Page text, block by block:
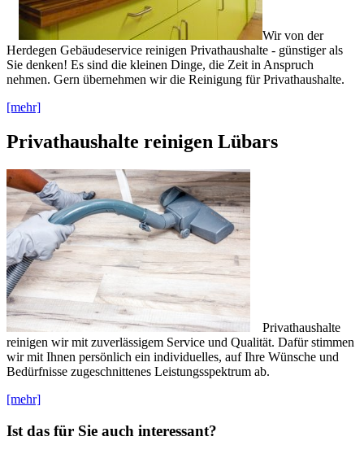
Wir von der
Herdegen Gebäudeservice reinigen Privathaushalte - günstiger als
Sie denken! Es sind die kleinen Dinge, die Zeit in Anspruch
nehmen. Gern übernehmen wir die Reinigung für Privathaushalte.
[mehr]
Privathaushalte reinigen Lübars
Privathaushalte
reinigen wir mit zuverlässigem Service und Qualität. Dafür stimmen
wir mit Ihnen persönlich ein individuelles, auf Ihre Wünsche und
Bedürfnisse zugeschnittenes Leistungsspektrum ab.
[mehr]
Ist das für Sie auch interessant?